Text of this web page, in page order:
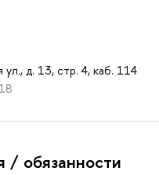
д. 13, стр. 4, каб. 114
/ обязанности